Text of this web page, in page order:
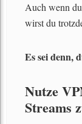
Auch wenn
wirst du
Es sei denn,
Nutze
Streams